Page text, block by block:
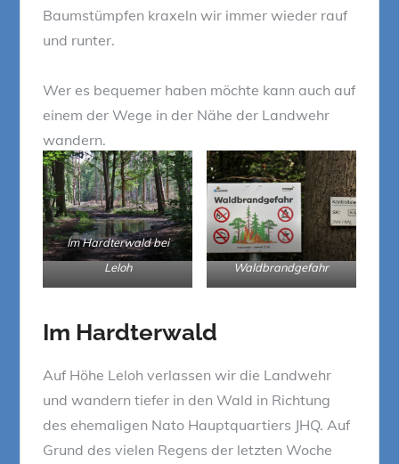
Baumstümpfen kraxeln wir immer wieder rauf
und runter.
Wer es bequemer haben möchte kann auch auf
einem der Wege in der Nähe der Landwehr
wandern.
Im Hardterwald bei
Leloh
Waldbrandgefahr
Im Hardterwald
Auf Höhe Leloh verlassen wir die Landwehr
und wandern tiefer in den Wald in Richtung
des ehemaligen Nato Hauptquartiers JHQ. Auf
Grund des vielen Regens der letzten Woche